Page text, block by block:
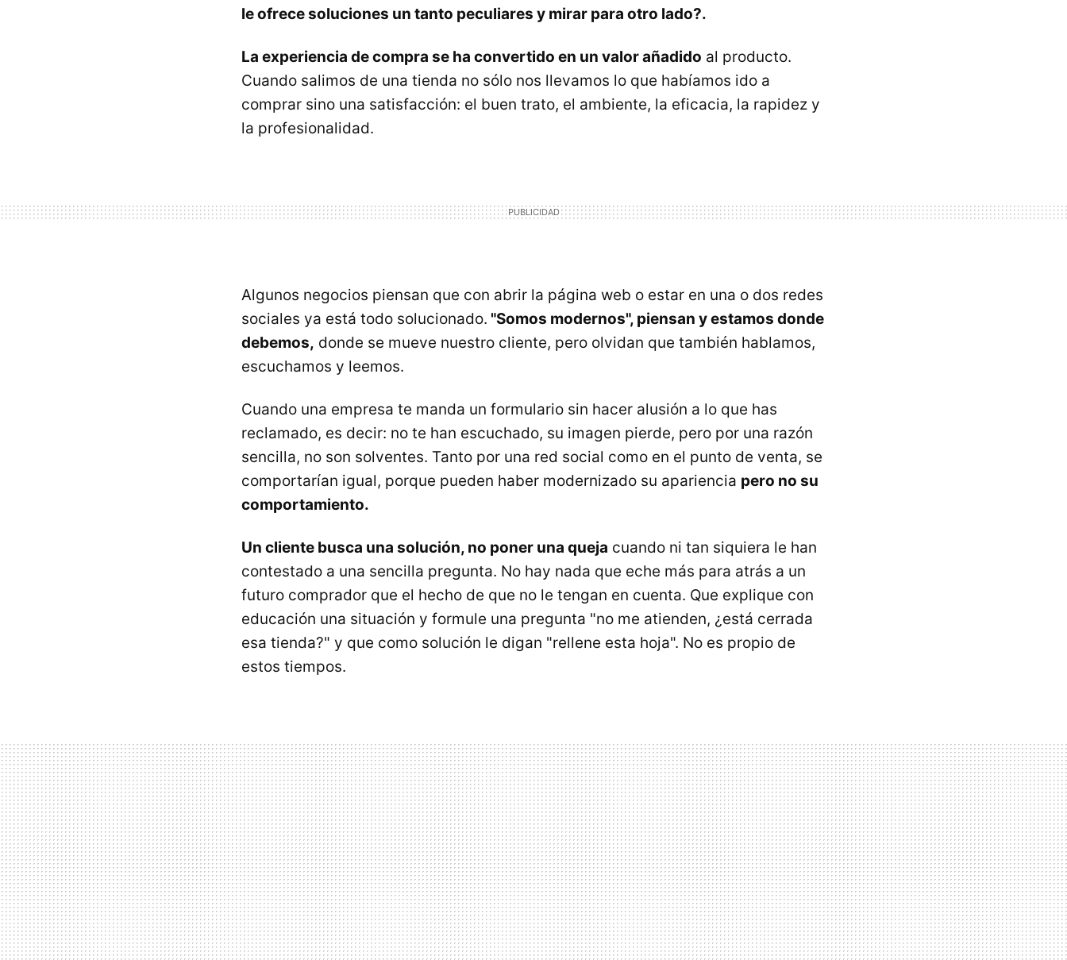
le ofrece soluciones un tanto peculiares y mirar para otro lado?.
La experiencia de compra se ha convertido en un valor añadido al producto.
Cuando salimos de una tienda no sólo nos llevamos lo que habíamos ido a
comprar sino una satisfacción: el buen trato, el ambiente, la eficacia, la rapidez y
la profesionalidad.
Algunos negocios piensan que con abrir la página web o estar en una o dos redes
sociales ya está todo solucionado. "Somos modernos", piensan y estamos donde
debemos, donde se mueve nuestro cliente, pero olvidan que también hablamos,
escuchamos y leemos.
Cuando una empresa te manda un formulario sin hacer alusión a lo que has
reclamado, es decir: no te han escuchado, su imagen pierde, pero por una razón
sencilla, no son solventes. Tanto por una red social como en el punto de venta, se
comportarían igual, porque pueden haber modernizado su apariencia pero no su
comportamiento.
Un cliente busca una solución, no poner una queja cuando ni tan siquiera le han
contestado a una sencilla pregunta. No hay nada que eche más para atrás a un
futuro comprador que el hecho de que no le tengan en cuenta. Que explique con
educación una situación y formule una pregunta "no me atienden, ¿está cerrada
esa tienda?" y que como solución le digan "rellene esta hoja". No es propio de
estos tiempos.